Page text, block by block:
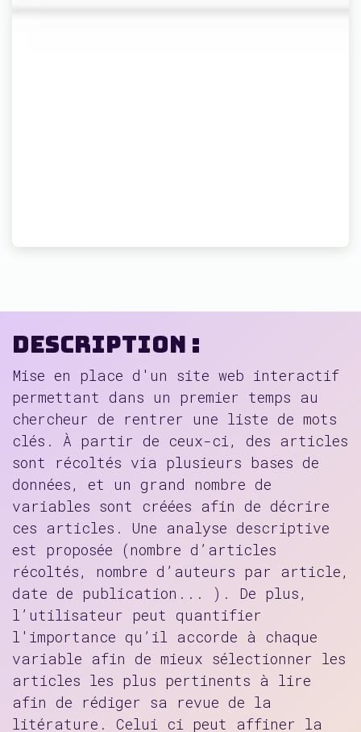
Description :
Mise en place d'un site web interactif
permettant dans un premier temps au
chercheur de rentrer une liste de mots
clés. À partir de ceux-ci, des articles
sont récoltés via plusieurs bases de
données, et un grand nombre de
variables sont créées afin de décrire
ces articles. Une analyse descriptive
est proposée (nombre d’articles
récoltés, nombre d’auteurs par article,
date de publication... ). De plus,
l’utilisateur peut quantifier
l'importance qu’il accorde à chaque
variable afin de mieux sélectionner les
articles les plus pertinents à lire
afin de rédiger sa revue de la
litérature. Celui ci peut affiner la